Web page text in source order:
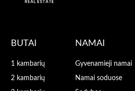
BUTAI
1 kambarių
2 kambarių
NAMAI
Gyvenamieji namai
Namai soduose